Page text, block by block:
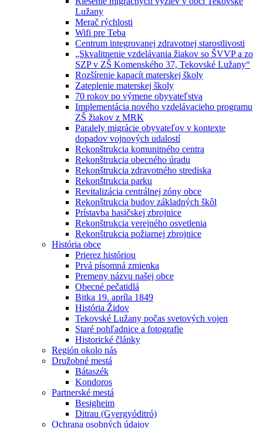
Lužany
Merač rýchlosti
Wifi pre Teba
Centrum integrovanej zdravotnej starostlivosti
„Skvalitnenie vzdelávania žiakov so ŠVVP a zo
SZP v ZŠ Komenského 37, Tekovské Lužany“
Rozšírenie kapacít materskej školy
Zateplenie materskej školy
70 rokov po výmene obyvateľstva
Implementácia nového vzdelávacieho programu
ZŠ žiakov z MRK
Paralely migrácie obyvateľov v kontexte
dopadov vojnových udalostí
Rekonštrukcia komunitného centra
Rekonštrukcia obecného úradu
Rekonštrukcia zdravotného strediska
Rekonštrukcia parku
Revitalizácia centrálnej zóny obce
Rekonštrukcia budov základných škôl
Prístavba hasičskej zbrojnice
Rekonštrukcia verejného osvetlenia
Rekonštrukcia požiarnej zbrojnice
História obce
Prierez históriou
Prvá písomná zmienka
Premeny názvu našej obce
Obecné pečatidlá
Bitka 19. apríla 1849
História Židov
Tekovské Lužany počas svetových vojen
Staré pohľadnice a fotografie
Historické články
Región okolo nás
Družobné mestá
Bátaszék
Kondoros
Partnerské mestá
Besigheim
Ditrau (Gyergyóditró)
Ochrana osobných údajov